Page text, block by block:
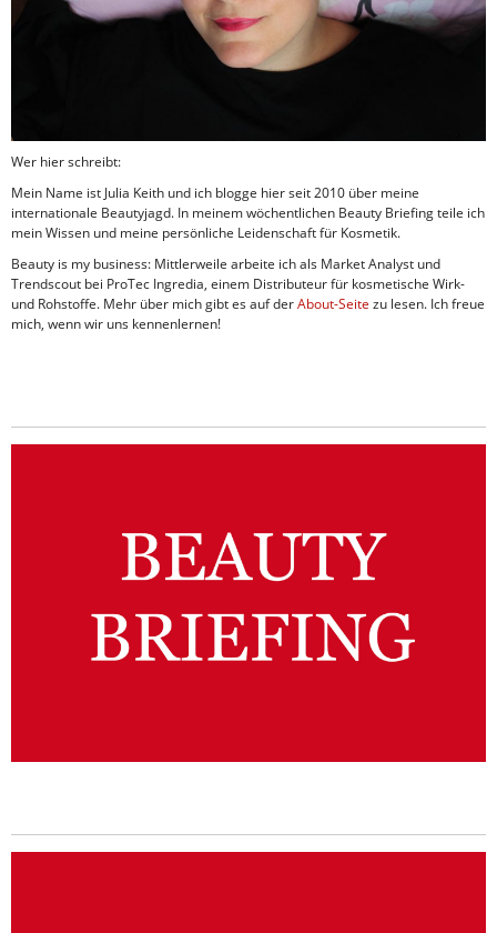
Wer hier schreibt:
Mein Name ist Julia Keith und ich blogge hier seit 2010 über meine
internationale Beautyjagd. In meinem wöchentlichen Beauty Briefing teile ich
mein Wissen und meine persönliche Leidenschaft für Kosmetik.
Beauty is my business: Mittlerweile arbeite ich als Market Analyst und
Trendscout bei ProTec Ingredia, einem Distributeur für kosmetische Wirk-
und Rohstoffe. Mehr über mich gibt es auf derAbout-Seite zu lesen. Ich freue
mich, wenn wir uns kennenlernen!